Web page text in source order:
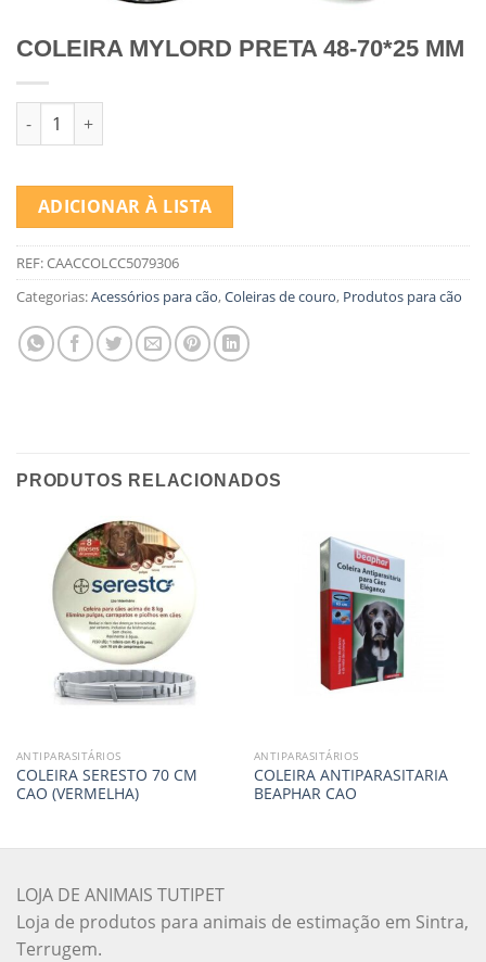
COLEIRA MYLORD PRETA 48-70*25 MM
Quantidade de COLEIRA MYLORD PRETA 48-70*25 MM
ADICIONAR À LISTA
REF:CAACCOLCC5079306
Categorias:Acessórios para cão,Coleiras de couro, Produtos para cão
PRODUTOS RELACIONADOS
ANTIPARASITÁRIOS
COLEIRA SERESTO 70 CM
CAO (VERMELHA)
ANTIPARASITÁRIOS
COLEIRA ANTIPARASITARIA
BEAPHAR CAO
LOJA DE ANIMAIS TUTIPET
Loja de produtos para animais de estimação em Sintra,
Terrugem.